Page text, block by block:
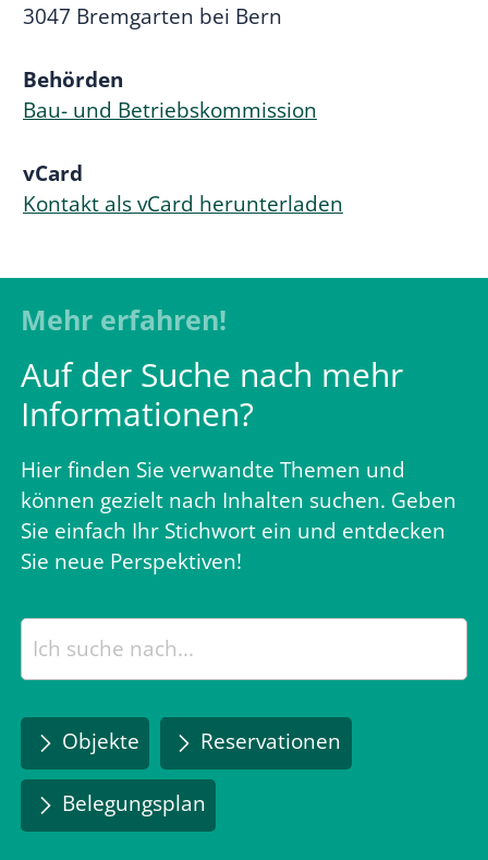
3047 Bremgarten bei Bern
Behörden
Bau- und Betriebskommission
vCard
Kontakt als vCard herunterladen
Mehr erfahren!
Auf der Suche nach mehr
Informationen?
Hier finden Sie verwandte Themen und
können gezielt nach Inhalten suchen. Geben
Sie einfach Ihr Stichwort ein und entdecken
Sie neue Perspektiven!
Objekte Reservationen
Belegungsplan